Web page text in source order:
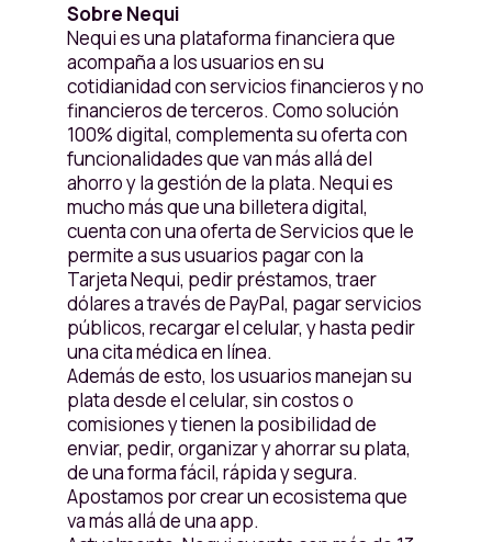
Sobre Nequi
Nequi es una plataforma financiera que
acompaña a los usuarios en su
cotidianidad con servicios financieros y no
financieros de terceros. Como solución
100% digital, complementa su oferta con
funcionalidades que van más allá del
ahorro y la gestión de la plata. Nequi es
mucho más que una billetera digital,
cuenta con una oferta de Servicios que le
permite a sus usuarios pagar con la
Tarjeta Nequi, pedir préstamos, traer
dólares a través de PayPal, pagar servicios
públicos, recargar el celular, y hasta pedir
una cita médica en línea.
Además de esto, los usuarios manejan su
plata desde el celular, sin costos o
comisiones y tienen la posibilidad de
enviar, pedir, organizar y ahorrar su plata,
de una forma fácil, rápida y segura.
Apostamos por crear un ecosistema que
va más allá de una app.